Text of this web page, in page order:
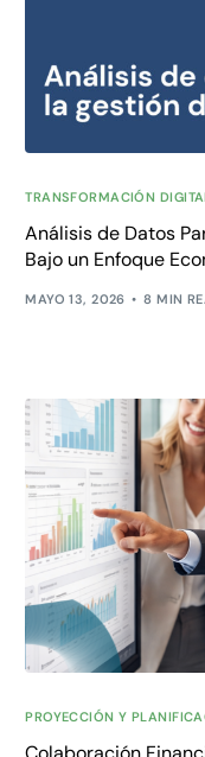
TRANSFORMACIÓN
Análisis de Datos
Bajo un Enfoque
MAYO 13, 2026 8 MIN
PROYECCIÓN Y